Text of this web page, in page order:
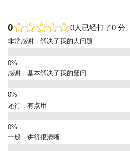
0 0人已经打了0 分
非常感谢，解决了我的大问题
感谢，基本解决了我的疑问
还行，有点用
一般，讲得很清晰